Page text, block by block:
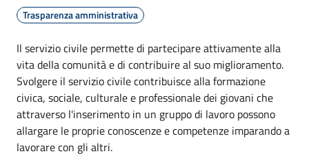
Trasparenza amministrativa
Il servizio civile permette di partecipare attivamente alla
vita della comunità e di contribuire al suo miglioramento.
Svolgere il servizio civile contribuisce alla formazione
civica, sociale, culturale e professionale dei giovani che
attraverso l'inserimento in un gruppo di lavoro possono
allargare le proprie conoscenze e competenze imparando a
lavorare con gli altri.